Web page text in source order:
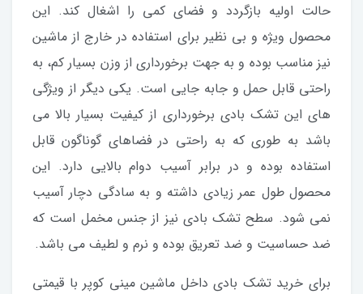
حالت اولیه بازگردد و فضای کمی را اشغال کند. این
محصول ویژه و بی نظیر برای استفاده در خارج از ماشین
نیز مناسب بوده و به جهت برخورداری از وزن بسیار کم، به
راحتی قابل حمل و جابه جایی است. یکی دیگر از ویژگی
های این تشک بادی برخورداری از کیفیت بسیار بالا می
باشد به طوری که به راحتی در فضاهای گوناگون قابل
استفاده بوده و در برابر آسیب دوام بالایی دارد. این
محصول طول عمر زیادی داشته و به سادگی دچار آسیب
نمی شود. سطح تشک بادی نیز از جنس مخمل است که
ضد حساسیت و ضد تعریق بوده و نرم و لطیف می باشد.
برای خرید تشک بادی داخل ماشین مینی کوپر با قیمتی